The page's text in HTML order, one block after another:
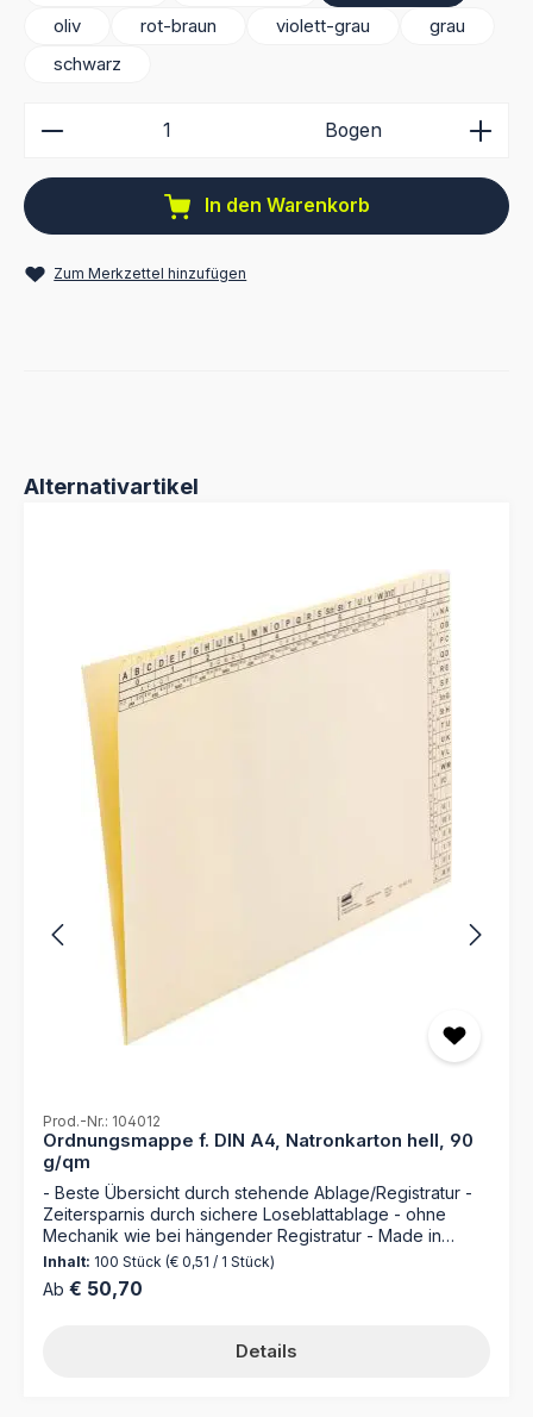
oliv
rot-braun violett-grau
grau
schwarz
Produkt Anzahl: Gib den gewünschten Wert ein
Bogen
In den Warenkorb
Zum Merkzettel hinzufügen
Produktgalerie überspringen
Alternativartikel
Prod.-Nr.: 104012
Ordnungsmappe f. DIN A4, Natronkarton hell, 90
g/qm
- Beste Übersicht durch stehende Ablage/Registratur -
Zeitersparnis durch sichere Loseblattablage - ohne
Mechanik wie bei hängender Registratur - Made in
Germany Die Ordnungsmappe 104012 von MAPPEI ist die
ideale Lösung für die effiziente Aufbewahrung und
Organisation von Dokumenten. Hergestellt aus feinem
ausgestattet, bietet sie eine übersichtliche Organisation
Inhalt: 100 Stück (€ 0,51 / 1 Stück)
Regulärer Preis:
Ab € 50,70
Details